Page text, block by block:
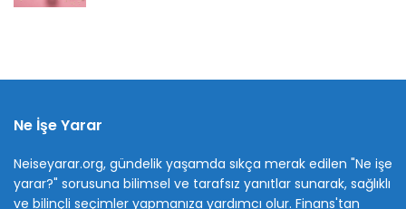
Ne İşe Yarar
Neiseyarar.org, gündelik yaşamda sıkça merak edilen "Ne işe
yarar?" sorusuna bilimsel ve tarafsız yanıtlar sunarak, sağlıklı
ve bilinçli seçimler yapmanıza yardımcı olur. Finans'tan